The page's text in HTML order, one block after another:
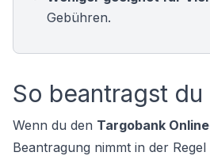
Gebühren.
So beantragst
Wenn du den Targobank
Beantragung nimmt in der